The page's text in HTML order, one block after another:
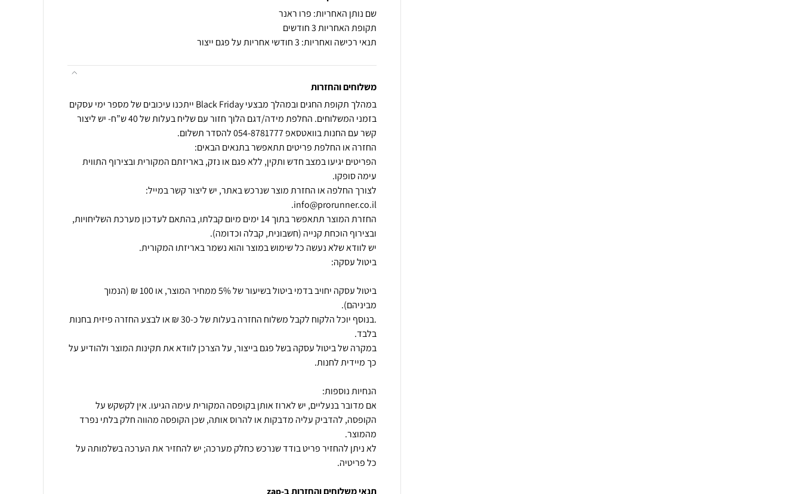
שם נותן האחריות: פרו ראנר
תקופת האחריות 3 חודשים
תנאי רכישה ואחריות: 3 חודשי אחריות על פגם ייצור
משלוחים והחזרות
במהלך תקופת החגים ובמהלך מבצעי Black Friday ייתכנו עיכובים של מספר ימי עסקים
בזמני המשלוחים. החלפת מידה/דגם הלוך חזור עם שליח בעלות של 40 ש”ח- יש ליצור
הפריטים יגיעו במצב חדש ותקין, ללא פגם או נזק, באריזתם המקורית ובצירוף התווית
לצורך החלפה או החזרת מוצר שנרכש באתר, יש ליצור קשר במייל:
החזרת המוצר תתאפשר בתוך 14 ימים מיום קבלתו, בהתאם לעדכון מערכת השליחויות,
ביטול עסקה יחויב בדמי ביטול בשיעור של 5% ממחיר המוצר, או 100 ₪ (הנמוך
.בנוסף יוכל הלקוח לקבל משלוח החזרה בעלות של כ-30 ₪ או לבצע החזרה פיזית בחנות
במקרה של ביטול עסקה בשל פגם בייצור, על הצרכן לוודא את תקינות המוצר ולהודיע על
אם מדובר בנעליים, יש לארוז אותן בקופסה המקורית עימה הגיעו. אין לקשקש על
הקופסה, להדביק עליה מדבקות או להרוס אותה, שכן הקופסה מהווה חלק בלתי נפרד
לא ניתן להחזיר פריט בודד שנרכש כחלק מערכה; יש להחזיר את הערכה בשלמותה על
כל פריטיה.
תנאי משלוחים והחזרות ב-zap